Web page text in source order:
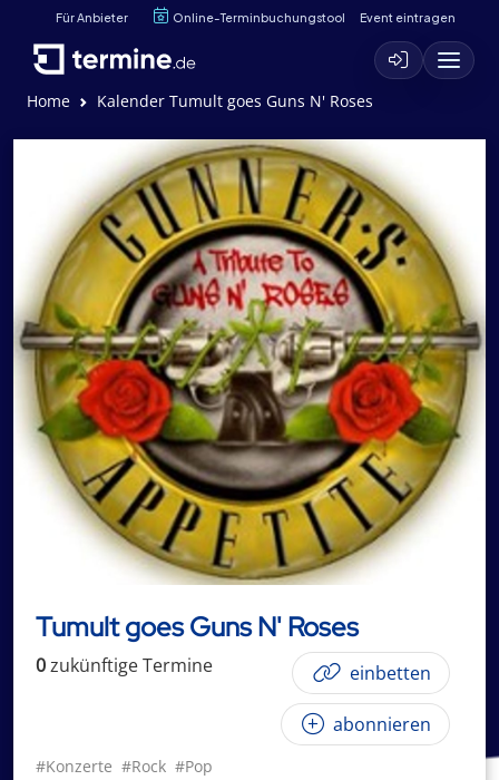
Für Anbieter Online-Terminbuchungstool Event eintragen
Home Kalender Tumult goes Guns N' Roses
Tumult goes Guns N' Roses
0zukünftigeTermine einbetten
abonnieren
#Konzerte #Rock #Pop